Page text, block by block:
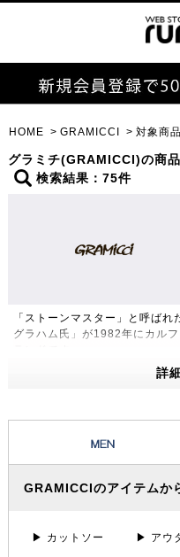
HOME GRAMICCI 対象商品
グラミチ(GRAMICCI)の商
検索結果：75件
「ストーンマスター」と呼ば
グラハム氏」が1982年にカル
180度自然な開脚を可能にした
節できる「Webbingベルト」
詳
GRAMICCIのアイテムか
▶ カットソー ▶ アウ